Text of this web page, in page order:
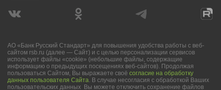
АО «Банк Русский Стандарт» для повышения удобства работы с веб-
сайтом rsb.ru (далее — Сайт) и с целью персонализации сервисов
использует файлы «cookie» (небольшие файлы, содержащие
информацию о предыдущих посещениях веб-сайтов). Продолжая
пользоваться Сайтом, Вы выражаете своё согласие на обработку
данных пользователя Сайта. В случае несогласия с обработкой Ваших
пользовательских данных Вы можете отключить сохранение файлов